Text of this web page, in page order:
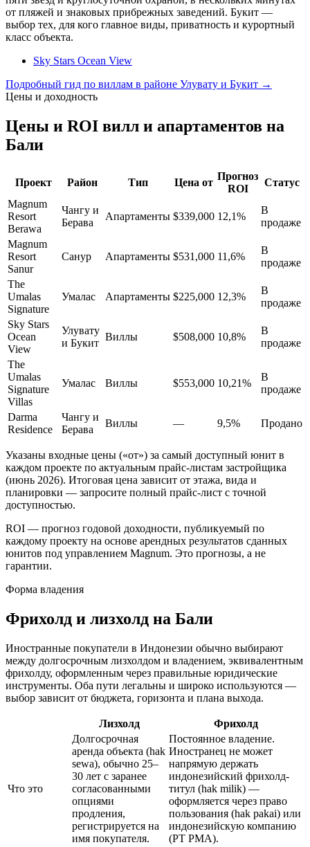
от пляжей и знаковых прибрежных заведений. Букит —
выбор тех, для кого главное виды, приватность и курортный
класс объекта.
Sky Stars Ocean View
Подробный гид по виллам в районе Улувату и Букит →
Цены и доходность
Цены и ROI вилл и апартаментов на
Бали
Проект Район Тип Цена от
Прогноз
ROI
Статус
Magnum
Resort
Berawa
Чангу и
Берава
Апартаменты $339,000 12,1%
В
продаже
Magnum
Resort
Sanur
Санур Апартаменты $531,000 11,6%
В
продаже
The
Umalas
Signature
Умалас Апартаменты $225,000 12,3%
В
продаже
Sky Stars
Ocean
View
Улувату
и Букит
Виллы $508,000 10,8%
В
продаже
The
Umalas
Signature
Villas
Умалас Виллы $553,000 10,21%
В
продаже
Darma
Residence
Чангу и
Берава
Виллы — 9,5% Продано
Указаны входные цены («от») за самый доступный юнит в
каждом проекте по актуальным прайс-листам застройщика
(июнь 2026). Итоговая цена зависит от этажа, вида и
планировки — запросите полный прайс-лист с точной
доступностью.
ROI — прогноз годовой доходности, публикуемый по
каждому проекту на основе арендных результатов сданных
юнитов под управлением Magnum. Это прогнозы, а не
гарантии.
Форма владения
Фрихолд и лизхолд на Бали
Иностранные покупатели в Индонезии обычно выбирают
между долгосрочным лизхолдом и владением, эквивалентным
фрихолду, оформленным через правильные юридические
инструменты. Оба пути легальны и широко используются —
выбор зависит от бюджета, горизонта и плана выхода.
Лизхолд Фрихолд
Что это
Долгосрочная
аренда объекта (hak
sewa), обычно 25–
30 лет с заранее
согласованными
опциями
продления,
регистрируется на
имя покупателя.
Постоянное владение.
Иностранец не может
напрямую держать
индонезийский фрихолд-
титул (hak milik) —
оформляется через право
пользования (hak pakai) или
индонезийскую компанию
(PT PMA).